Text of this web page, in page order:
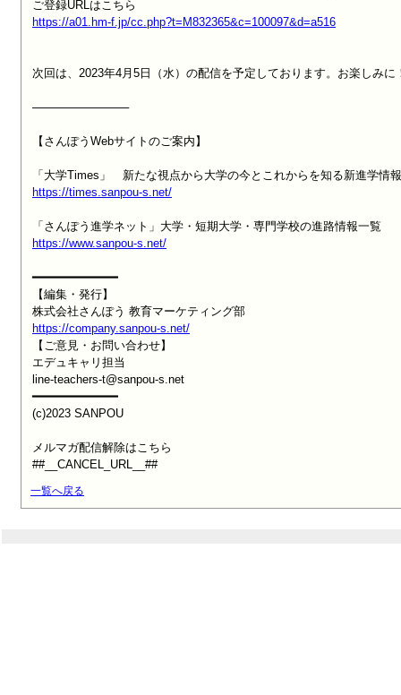
https://a01.hm-f.jp/cc.php?t=M832365&c=100097&d=a516
次回は、2023年4月5日（水）の配信を予定しております。お楽しみに
────────────
【さんぽうWebサイトのご案内】
https://times.sanpou-s.net/
https://www.sanpou-s.net/
━━━━━━━━━━━━
【編集・発行】
https://company.sanpou-s.net/
【ご意見・お問い合わせ】
エデュキャリ担当
line-teachers-t@sanpou-s.net
━━━━━━━━━━━━
(c)2023 SANPOU
メルマガ配信解除はこちら
##__CANCEL_URL__##
一覧へ戻る